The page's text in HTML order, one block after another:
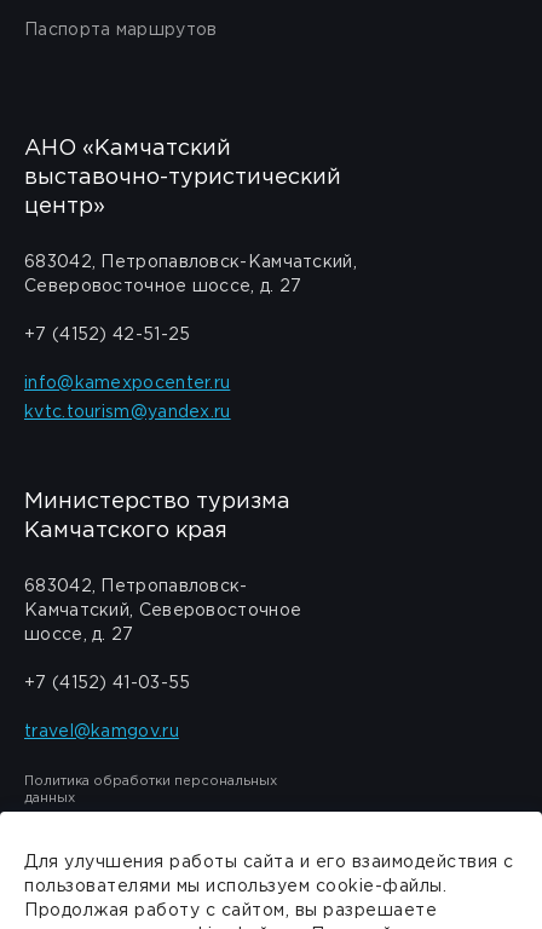
Паспорта маршрутов
АНО «Камчатский
выставочно-туристический
центр»
683042, Петропавловск-Камчатский,
Северовосточное шоссе, д. 27
+7 (4152) 42-51-25
info@kamexpocenter.ru
kvtc.tourism@yandex.ru
Министерство туризма
Камчатского края
683042, Петропавловск-
Камчатский, Северовосточное
шоссе, д. 27
+7 (4152) 41-03-55
travel@kamgov.ru
Политика обработки персональных
данных
Сделано в
Для улучшения работы сайта и его взаимодействия с
пользователями мы используем cookie-файлы.
Продолжая работу с сайтом, вы разрешаете